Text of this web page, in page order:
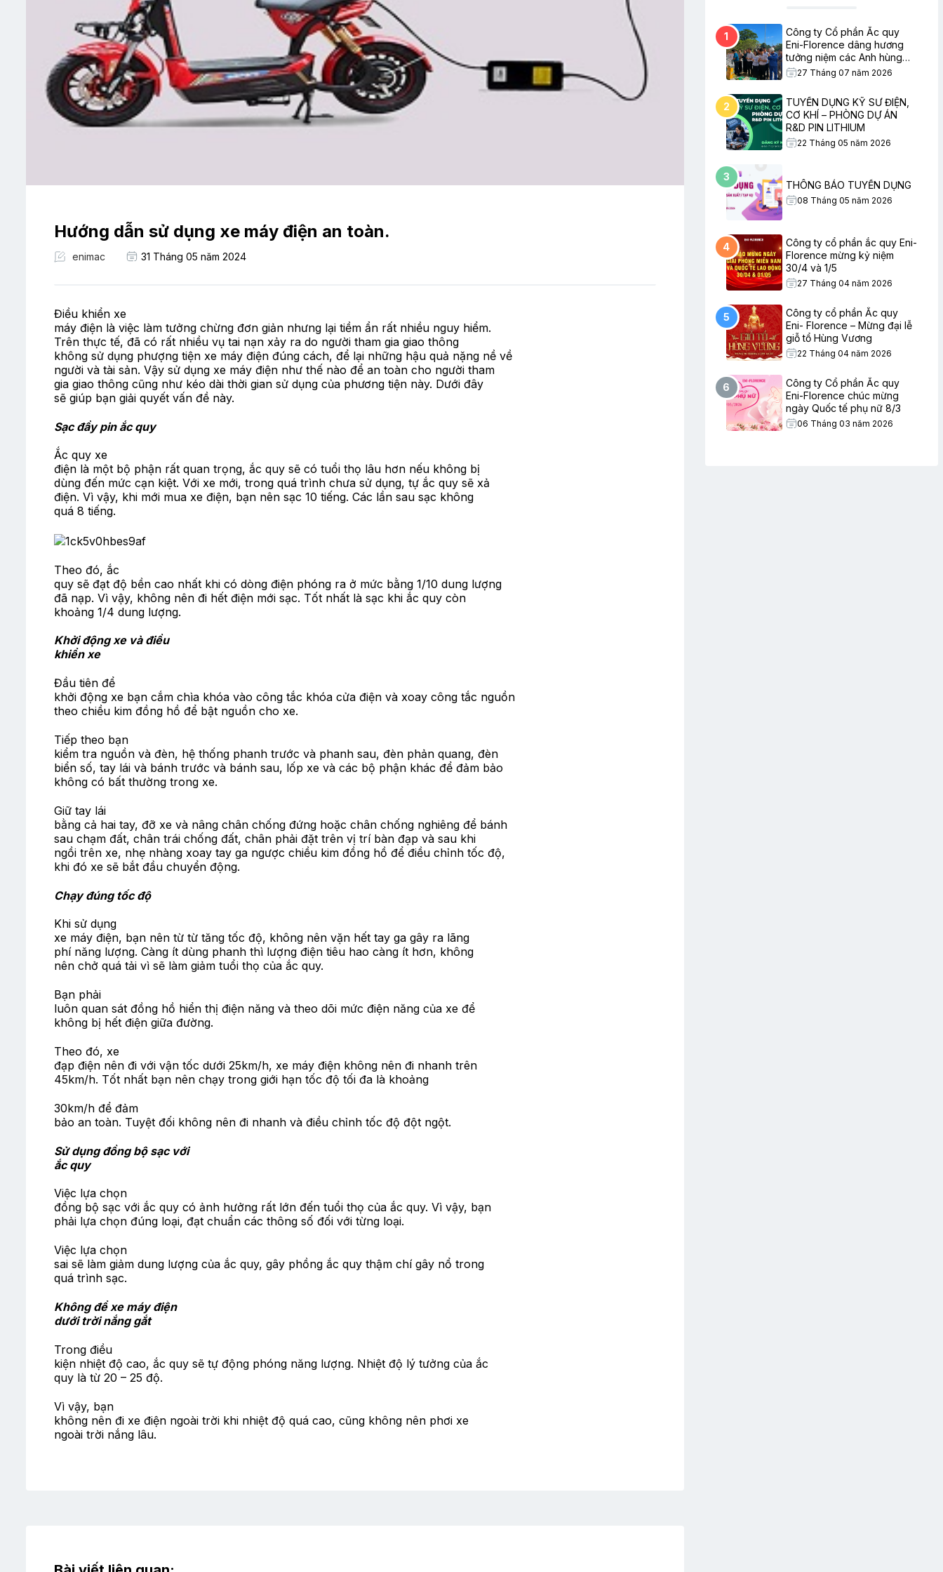
Hướng dẫn sử dụng xe máy điện an toàn.
enimac 31 Tháng 05 năm 2024
Điều khiển xe
máy điện là việc làm tưởng chừng đơn giản nhưng lại tiềm ẩn rất nhiều nguy hiểm.
Trên thực tế, đã có rất nhiều vụ tai nạn xảy ra do người tham gia giao thông
không sử dụng phượng tiện xe máy điện đúng cách, để lại những hậu quả nặng nề về
người và tài sản. Vậy sử dụng xe máy điện như thế nào để an toàn cho người tham
gia giao thông cũng như kéo dài thời gian sử dụng của phương tiện này. Dưới đây
sẽ giúp bạn giải quyết vấn đề này.
Sạc đầy pin ắc quy
Ắc quy xe
điện là một bộ phận rất quan trọng, ắc quy sẽ có tuổi thọ lâu hơn nếu không bị
dùng đến mức cạn kiệt. Với xe mới, trong quá trình chưa sử dụng, tự ắc quy sẽ xả
điện. Vì vậy, khi mới mua xe điện, bạn nên sạc 10 tiếng. Các lần sau sạc không
quá 8 tiếng.
Theo đó, ắc
quy sẽ đạt độ bền cao nhất khi có dòng điện phóng ra ở mức bằng 1/10 dung lượng
đã nạp. Vì vậy, không nên đi hết điện mới sạc. Tốt nhất là sạc khi ắc quy còn
khoảng 1/4 dung lượng.
Khởi động xe và điều
khiển xe
Đầu tiên để
khởi động xe bạn cắm chìa khóa vào công tắc khóa cửa điện và xoay công tắc nguồn
theo chiều kim đồng hồ để bật nguồn cho xe.
Tiếp theo bạn
kiểm tra nguồn và đèn, hệ thống phanh trước và phanh sau, đèn phản quang, đèn
biển số, tay lái và bánh trước và bánh sau, lốp xe và các bộ phận khác để đảm bảo
không có bất thường trong xe.
Giữ tay lái
bằng cả hai tay, đỡ xe và nâng chân chống đứng hoặc chân chống nghiêng để bánh
sau chạm đất, chân trái chống đất, chân phải đặt trên vị trí bàn đạp và sau khi
ngồi trên xe, nhẹ nhàng xoay tay ga ngược chiều kim đồng hồ để điều chỉnh tốc độ,
khi đó xe sẽ bắt đầu chuyển động.
Chạy đúng tốc độ
Khi sử dụng
xe máy điện, bạn nên từ từ tăng tốc độ, không nên vặn hết tay ga gây ra lãng
phí năng lượng. Càng ít dùng phanh thì lượng điện tiêu hao càng ít hơn, không
nên chở quá tải vì sẽ làm giảm tuổi thọ của ắc quy.
Bạn phải
luôn quan sát đồng hồ hiển thị điện năng và theo dõi mức điện năng của xe để
không bị hết điện giữa đường.
Theo đó, xe
đạp điện nên đi với vận tốc dưới 25km/h, xe máy điện không nên đi nhanh trên
45km/h. Tốt nhất bạn nên chạy trong giới hạn tốc độ tối đa là khoảng
30km/h để đảm
bảo an toàn. Tuyệt đối không nên đi nhanh và điều chỉnh tốc độ đột ngột.
Sử dụng đồng bộ sạc với
ắc quy
Việc lựa chọn
đồng bộ sạc với ắc quy có ảnh hưởng rất lớn đến tuổi thọ của ắc quy. Vì vậy, bạn
phải lựa chọn đúng loại, đạt chuẩn các thông số đối với từng loại.
Việc lựa chọn
sai sẽ làm giảm dung lượng của ắc quy, gây phồng ắc quy thậm chí gây nổ trong
quá trình sạc.
Không để xe máy điện
dưới trời nắng gắt
Trong điều
kiện nhiệt độ cao, ắc quy sẽ tự động phóng năng lượng. Nhiệt độ lý tưởng của ắc
quy là từ 20 – 25 độ.
Vì vậy, bạn
không nên đi xe điện ngoài trời khi nhiệt độ quá cao, cũng không nên phơi xe
ngoài trời nắng lâu.
1
Công ty Cổ phần Ắc quy
Eni-Florence dâng hương
tưởng niệm các Anh hùng
Liệt sĩ nhân ngày Thương
27 Tháng 07 năm 2026
2
TUYỂN DỤNG KỸ SƯ ĐIỆN,
CƠ KHÍ – PHÒNG DỰ ÁN
R&D PIN LITHIUM
22 Tháng 05 năm 2026
3
THÔNG BÁO TUYỂN DỤNG
08 Tháng 05 năm 2026
4
Công ty cổ phần ắc quy Eni-
Florence mừng kỷ niệm
30/4 và 1/5
27 Tháng 04 năm 2026
5
Công ty cổ phần Ắc quy
Eni- Florence – Mừng đại lễ
giỗ tổ Hùng Vương
22 Tháng 04 năm 2026
6
Công ty Cổ phần Ắc quy
Eni-Florence chúc mừng
ngày Quốc tế phụ nữ 8/3
06 Tháng 03 năm 2026